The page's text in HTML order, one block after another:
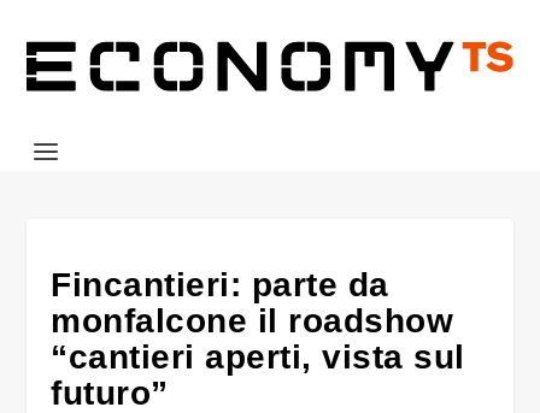
Fincantieri: parte da
monfalcone il roadshow
“cantieri aperti, vista sul
futuro”